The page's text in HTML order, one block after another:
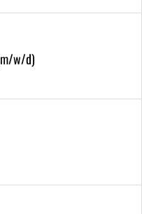
w/d)